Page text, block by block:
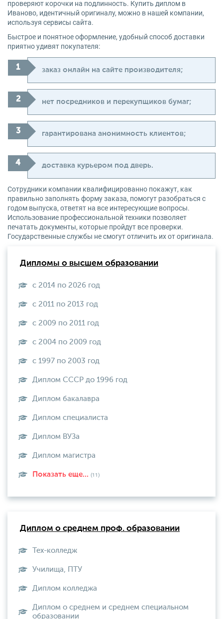
проверяют корочки на подлинность. Купить диплом в
Иваново, идентичный оригиналу, можно в нашей компании,
используя сервисы сайта.
Быстрое и понятное оформление, удобный способ доставки
приятно удивят покупателя:
заказ онлайн на сайте производителя;
нет посредников и перекупщиков бумаг;
гарантирована анонимность клиентов;
доставка курьером под дверь.
Сотрудники компании квалифицированно покажут, как
правильно заполнять форму заказа, помогут разобраться с
годом выпуска, ответят на все интересующие вопросы.
Использование профессиональной техники позволяет
печатать документы, которые пройдут все проверки.
Государственные службы не смогут отличить их от оригинала.
Дипломы о высшем образовании
с 2014 по 2026 год
с 2011 по 2013 год
с 2009 по 2011 год
с 2004 по 2009 год
с 1997 по 2003 год
Диплом СССР до 1996 год
Диплом бакалавра
Диплом специалиста
Диплом ВУЗа
Диплом магистра
Показать еще... (11)
Диплом о среднем проф. образовании
Тех-колледж
Училища, ПТУ
Диплом колледжа
Диплом о среднем и среднем специальном
образовании